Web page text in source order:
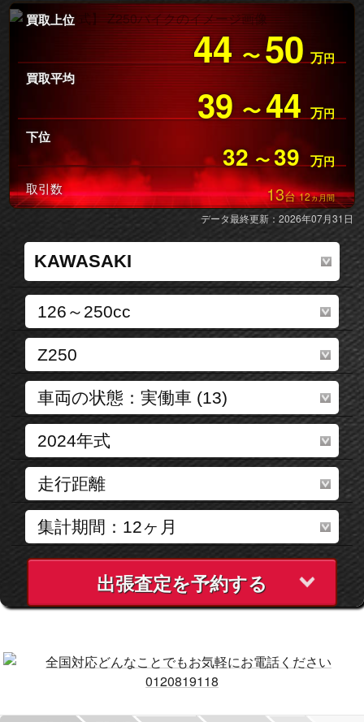
買取上位
44 〜50 万円
買取平均
39 〜 44 万円
下位
32 〜39 万円
取引数 13台12ヵ月間
データ最終更新：2026年07月31日
出張査定を予約する